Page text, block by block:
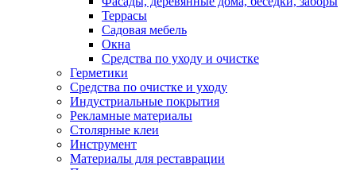
Террасы
Садовая мебель
Окна
Средства по уходу и очистке
Герметики
Средства по очистке и уходу
Индустриальные покрытия
Рекламные материалы
Столярные клеи
Инструмент
Материалы для реставрации